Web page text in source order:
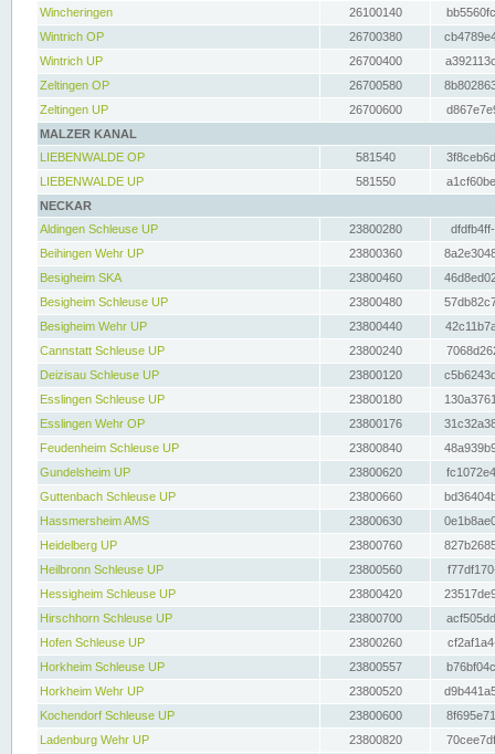
Wincheringen
26100140
Wintrich OP
26700380
Wintrich UP
26700400
Zeltingen OP
26700580
Zeltingen UP
26700600
MALZER KANAL
LIEBENWALDE OP
581540
LIEBENWALDE UP
581550
NECKAR
Aldingen Schleuse UP
23800280
Beihingen Wehr UP
23800360
Besigheim SKA
23800460
Besigheim Schleuse UP
23800480
Besigheim Wehr UP
23800440
Cannstatt Schleuse UP
23800240
Deizisau Schleuse UP
23800120
Esslingen Schleuse UP
23800180
Esslingen Wehr OP
23800176
Feudenheim Schleuse UP
23800840
Gundelsheim UP
23800620
Guttenbach Schleuse UP
23800660
Hassmersheim AMS
23800630
Heidelberg UP
23800760
Heilbronn Schleuse UP
23800560
Hessigheim Schleuse UP
23800420
Hirschhorn Schleuse UP
23800700
Hofen Schleuse UP
23800260
Horkheim Schleuse UP
23800557
Horkheim Wehr UP
23800520
Kochendorf Schleuse UP
23800600
Ladenburg Wehr UP
23800820